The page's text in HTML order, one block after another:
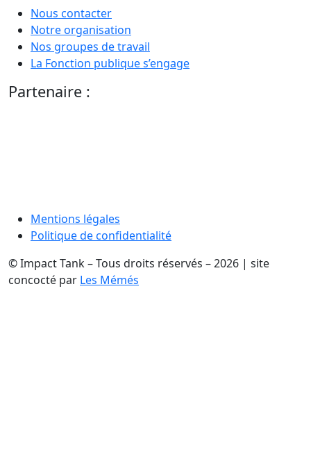
Nous contacter
Notre organisation
Nos groupes de travail
La Fonction publique s’engage
Partenaire :
Mentions légales
Politique de confidentialité
© Impact Tank – Tous droits réservés – 2026 | site
concocté par Les Mémés